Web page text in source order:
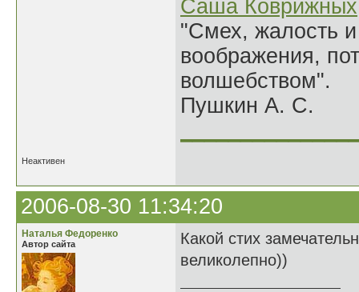
Саша Коврижных
"Смех, жалость
воображения,
волшебством".
Пушкин А. С.
Неактивен
2006-08-30 11:34:20
Наталья Федоренко
Автор сайта
Какой стих
великолепно))